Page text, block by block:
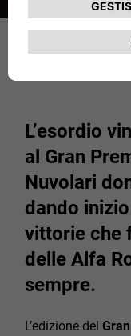
L’esordio
al Gran
Nuvolari
dando
vittorie che
delle Alfa
sempre.
L’edizione del